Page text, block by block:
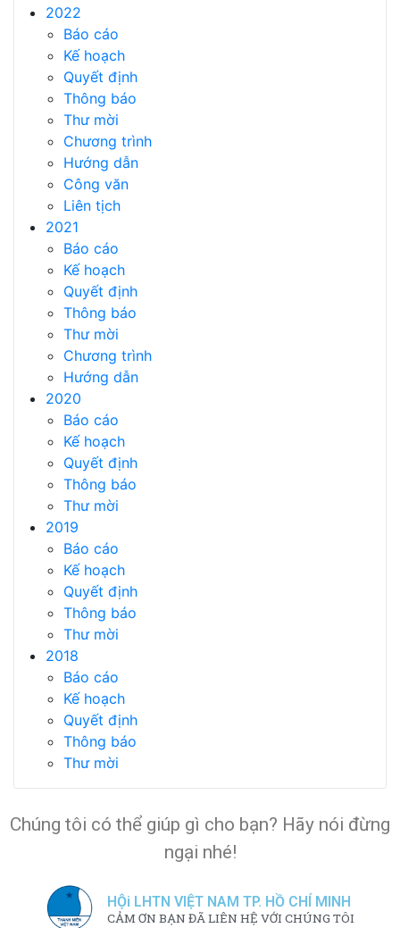
2022
Báo cáo
Kế hoạch
Quyết định
Thông báo
Thư mời
Chương trình
Hướng dẫn
Công văn
Liên tịch
2021
Báo cáo
Kế hoạch
Quyết định
Thông báo
Thư mời
Chương trình
Hướng dẫn
2020
Báo cáo
Kế hoạch
Quyết định
Thông báo
Thư mời
2019
Báo cáo
Kế hoạch
Quyết định
Thông báo
Thư mời
2018
Báo cáo
Kế hoạch
Quyết định
Thông báo
Thư mời
Chúng tôi có thể giúp gì cho bạn? Hãy nói đừng
ngại nhé!
HỘi LHTN VIỆT NAM TP. HỒ CHÍ MINH
CẢM ƠN BẠN ĐÃ LIÊN HỆ VỚI CHÚNG TÔI